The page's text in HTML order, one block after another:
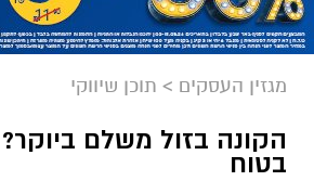
מגזין העסקים > תוכן שיווקי
הקונה בזול משלם
בטוח